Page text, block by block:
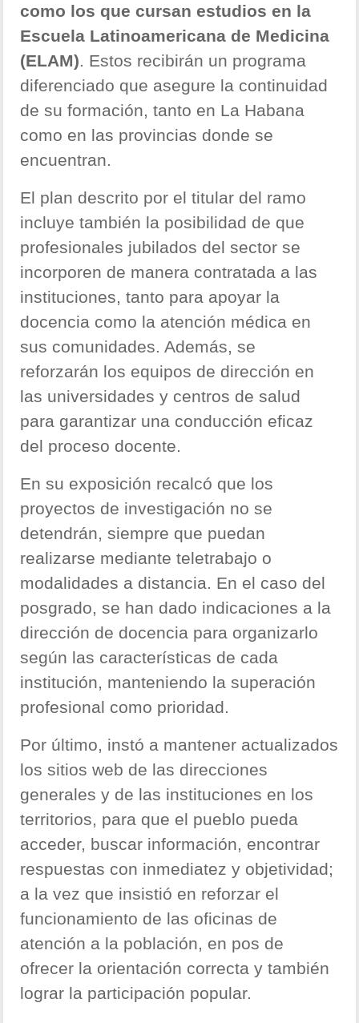
como los que cursan estudios en la
Escuela Latinoamericana de Medicina
(ELAM). Estos recibirán un programa
diferenciado que asegure la continuidad
de su formación, tanto en La Habana
como en las provincias donde se
encuentran.
El plan descrito por el titular del ramo
incluye también la posibilidad de que
profesionales jubilados del sector se
incorporen de manera contratada a las
instituciones, tanto para apoyar la
docencia como la atención médica en
sus comunidades. Además, se
reforzarán los equipos de dirección en
las universidades y centros de salud
para garantizar una conducción eficaz
del proceso docente.
En su exposición recalcó que los
proyectos de investigación no se
detendrán, siempre que puedan
realizarse mediante teletrabajo o
modalidades a distancia. En el caso del
posgrado, se han dado indicaciones a la
dirección de docencia para organizarlo
según las características de cada
institución, manteniendo la superación
profesional como prioridad.
Por último, instó a mantener actualizados
los sitios web de las direcciones
generales y de las instituciones en los
territorios, para que el pueblo pueda
acceder, buscar información, encontrar
respuestas con inmediatez y objetividad;
a la vez que insistió en reforzar el
funcionamiento de las oficinas de
atención a la población, en pos de
ofrecer la orientación correcta y también
lograr la participación popular.